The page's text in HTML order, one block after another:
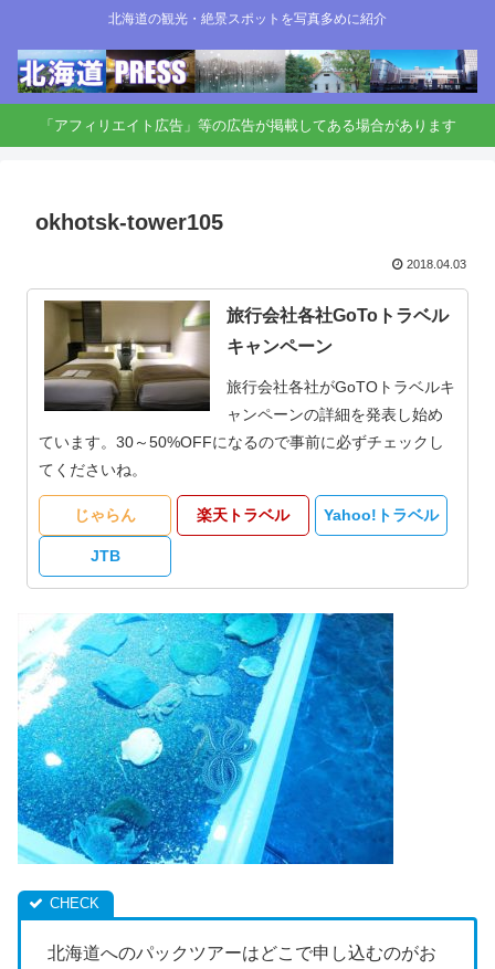
北海道の観光・絶景スポットを写真多めに紹介
「アフィリエイト広告」等の広告が掲載してある場合があります
okhotsk-tower105
2018.04.03
旅行会社各社GoToトラベル
キャンペーン
旅行会社各社がGoTOトラベルキ
ャンペーンの詳細を発表し始め
ています。30～50%OFFになるので事前に必ずチェックし
てくださいね。
じゃらん 楽天トラベル Yahoo!トラベル
JTB
北海道へのパックツアーはどこで申し込むのがお